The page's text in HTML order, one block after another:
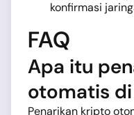
konfirmasi
FAQ
Apa itu
otomatis di
Penarikan kripto